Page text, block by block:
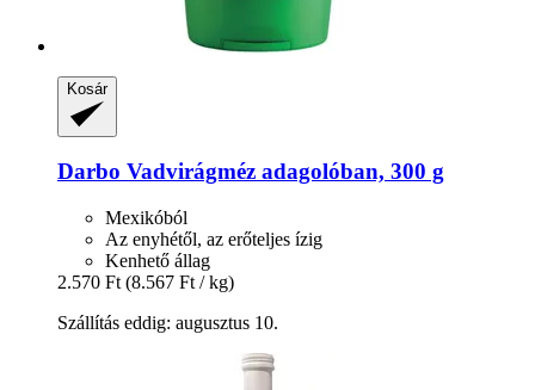
Kosár
Darbo Vadvirágméz adagolóban, 300 g
Mexikóból
Az enyhétől, az erőteljes ízig
Kenhető állag
2.570 Ft (8.567 Ft / kg)
Szállítás eddig: augusztus 10.